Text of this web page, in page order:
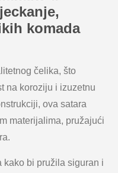
komada
čelika, što
na koroziju i izuzetnu
ova satara
materijalima, pružajući
kako bi pružila siguran i